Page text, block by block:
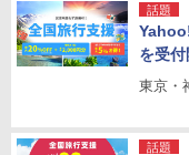
話題
を受
東京・
話題